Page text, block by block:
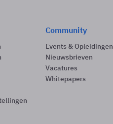
Community
Events & Opleidingen
Nieuwsbrieven
Vacatures
Whitepapers